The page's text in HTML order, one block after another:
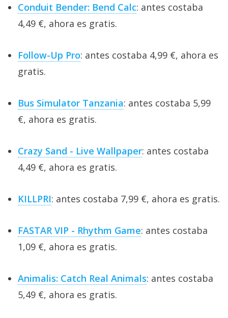
Conduit Bender: Bend Calc: antes costaba
4,49 €, ahora es gratis.
Follow-Up Pro: antes costaba 4,99 €, ahora es
gratis.
Bus Simulator Tanzania: antes costaba 5,99
€, ahora es gratis.
Crazy Sand - Live Wallpaper: antes costaba
4,49 €, ahora es gratis.
KILLPRI: antes costaba 7,99 €, ahora es gratis.
FASTAR VIP - Rhythm Game: antes costaba
1,09 €, ahora es gratis.
Animalis: Catch Real Animals: antes costaba
5,49 €, ahora es gratis.